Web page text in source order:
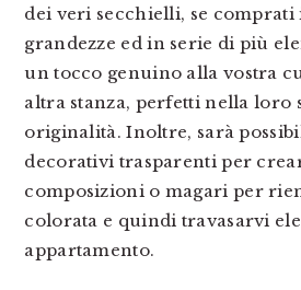
dei veri secchielli, se comprati
grandezze ed in serie di più
un tocco genuino alla vostra
altra stanza, perfetti nella loro
originalità. Inoltre, sarà
decorativi trasparenti per
composizioni o magari per
colorata e quindi travasarvi
appartamento.